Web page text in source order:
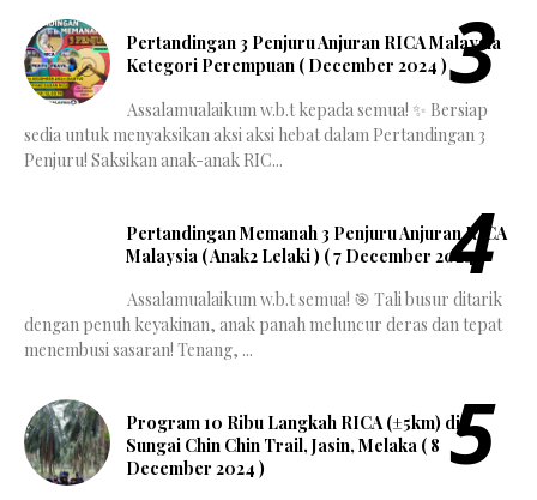
Pertandingan 3 Penjuru Anjuran RICA Malaysia
Ketegori Perempuan ( December 2024 )
Assalamualaikum w.b.t kepada semua! ✨ Bersiap
sedia untuk menyaksikan aksi aksi hebat dalam Pertandingan 3
Penjuru! Saksikan anak-anak RIC...
Pertandingan Memanah 3 Penjuru Anjuran RICA
Malaysia ( Anak2 Lelaki ) ( 7 December 2024 )
Assalamualaikum w.b.t semua! 🎯 Tali busur ditarik
dengan penuh keyakinan, anak panah meluncur deras dan tepat
menembusi sasaran! Tenang, ...
Program 10 Ribu Langkah RICA (±5km) di
Sungai Chin Chin Trail, Jasin, Melaka ( 8
December 2024 )